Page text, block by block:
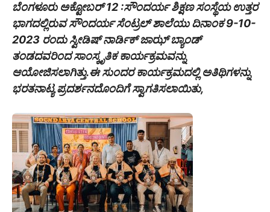
ಬೆಂಗಳೂರು ಅಕ್ಟೋಬರ್ 12 :ಸೌಂದರ್ಯ ಶಿಕ್ಷಣ ಸಂಸ್ಥೆಯ ಉತ್ತರ
ಭಾಗದಲ್ಲಿರುವ ಸೌಂದರ್ಯ ಸೆಂಟ್ರಲ್ ಶಾಲೆಯು ದಿನಾಂಕ 9-10-
2023 ರಂದು ಸ್ವೀಡಿಷ್ ನಾರ್ಡಿಕ್ ಜಾಝ್ ಬ್ಯಾಂಡ್‌
ತಂಡದವರಿಂದ ಸಾಂಸ್ಕೃತಿಕ ಕಾರ್ಯಕ್ರಮವನ್ನು
ಆಯೋಜಿಸಲಾಗಿತ್ತು.ಈ ಸುಂದರ ಕಾರ್ಯಕ್ರಮದಲ್ಲಿ ಅತಿಥಿಗಳನ್ನು
ಭರತನಾಟ್ಯ ಪ್ರದರ್ಶನದೊಂದಿಗೆ ಸ್ವಾಗತಿಸಲಾಯಿತು,